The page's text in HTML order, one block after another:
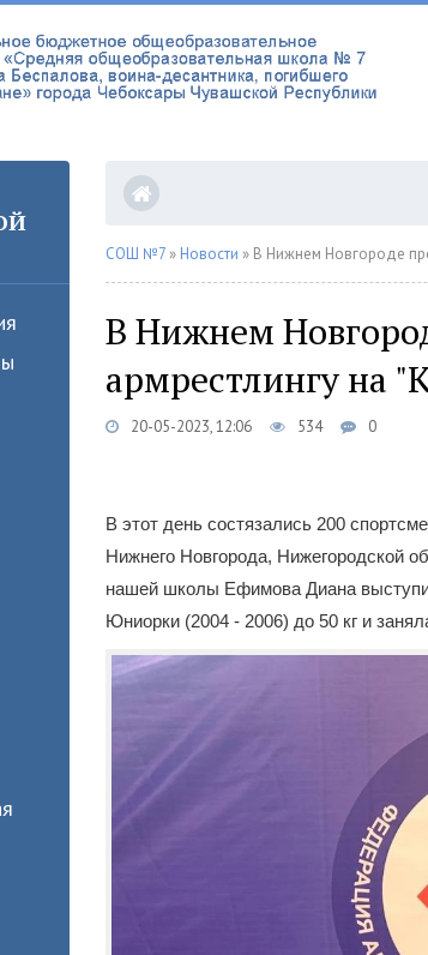
СОШ №7 » Новости » В Нижнем Новгороде
В Нижнем
армрестлингу на
20-05-2023, 12:06 534 0
В этот день состязались 200
Нижнего Новгорода, Нижегородской
нашей школы Ефимова Диана
Юниорки (2004 - 2006) до 50 кг и